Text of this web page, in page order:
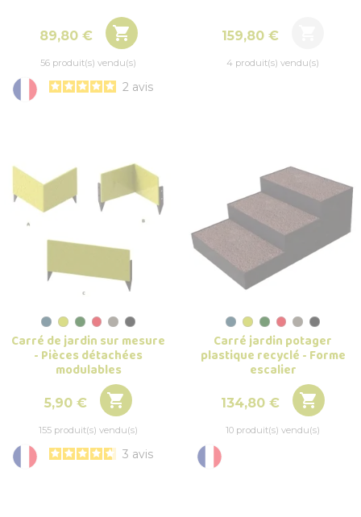
Prix
89,80 € 
56 produit(s) vendu(s)
2 avis
Prix
159,80 €
4 produit(s) vendu(s)
Carré de jardin sur mesure
- Pièces détachées
modulables
Prix
5,90 € 
155 produit(s) vendu(s)
3 avis
Carré jardin potager
plastique recyclé - Forme
escalier
Prix
134,80 € 
10 produit(s) vendu(s)